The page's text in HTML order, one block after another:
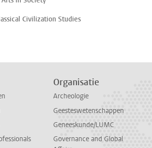
Civilization Studies
Organisatie
Archeologie
Geesteswetenschappen
Geneeskunde/LUMC
Governance and Global